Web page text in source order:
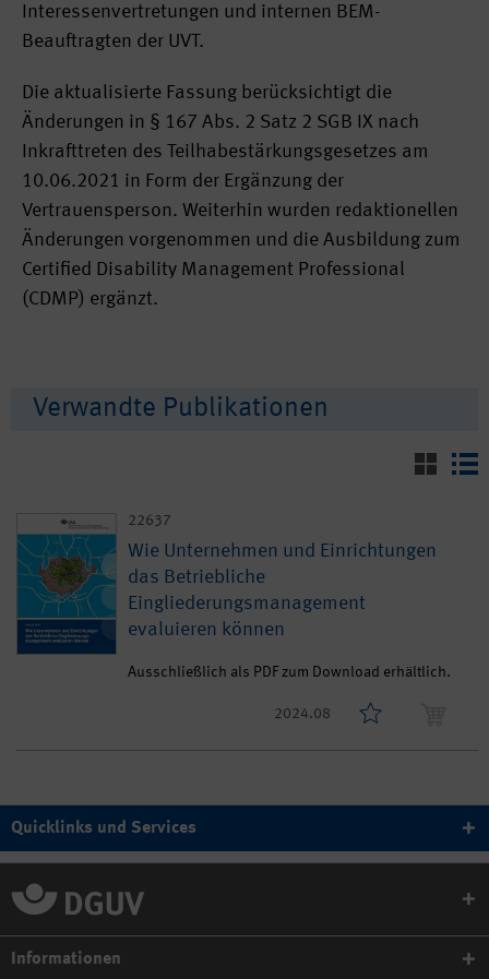
Interessenvertretungen und internen BEM-
Beauftragten der UVT.
Die aktualisierte Fassung berücksichtigt die
Änderungen in § 167 Abs. 2 Satz 2 SGB IX nach
Inkrafttreten des Teilhabestärkungsgesetzes am
10.06.2021 in Form der Ergänzung der
Vertrauensperson. Weiterhin wurden redaktionellen
Änderungen vorgenommen und die Ausbildung zum
Certified Disability Management Professional
(CDMP) ergänzt.
Verwandte Publikationen
22637
Wie Unternehmen und Einrichtungen
das Betriebliche
Eingliederungsmanagement
evaluieren können
Ausschließlich als PDF zum Download erhältlich.
2024.08
Quicklinks und Services
Informationen